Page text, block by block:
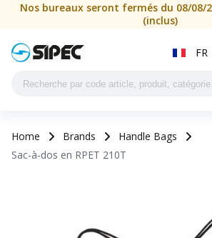
Nos bureaux seront fermés du 08/08/
(inclus)
FR
Home Brands
Handle Bags
Sac-à-dos en RPET 210T